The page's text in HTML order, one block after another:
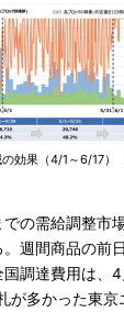
の効果（4/1～6/17
の需給調整市
週間商品の前
調達費用は、
が多かった東